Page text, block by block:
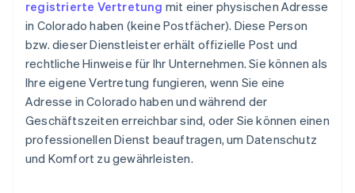
registrierte Vertretung mit einer physischen Adresse
in Colorado haben (keine Postfächer). Diese Person
bzw. dieser Dienstleister erhält offizielle Post und
rechtliche Hinweise für Ihr Unternehmen. Sie können als
Ihre eigene Vertretung fungieren, wenn Sie eine
Adresse in Colorado haben und während der
Geschäftszeiten erreichbar sind, oder Sie können einen
professionellen Dienst beauftragen, um Datenschutz
und Komfort zu gewährleisten.